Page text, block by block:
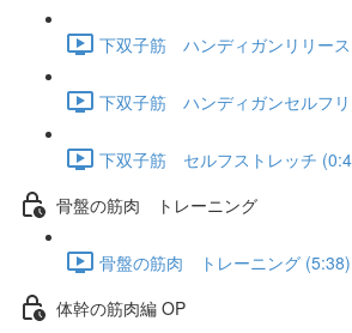
下双子筋 ハンディガンリリー
下双子筋 ハンディガンセルフ
下双子筋 セルフストレッチ
骨盤の筋肉 トレーニング
骨盤の筋肉 トレーニング (5:38)
体幹の筋肉編 OP